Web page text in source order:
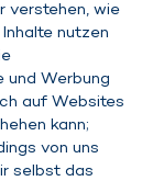
verstehen, wie
nutzen
und Werbung
auf Websites
kann;
von uns
selbst das